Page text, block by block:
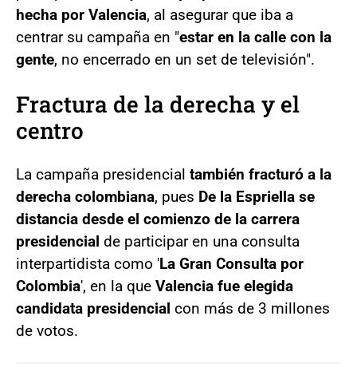
hecha por Valencia, al asegurar que iba a
centrar su campaña en "estar en la calle con la
gente, no encerrado en un set de televisión".
Fractura de la derecha y el
centro
La campaña presidencial también fracturó a la
derecha colombiana, pues De la Espriella se
distancia desde el comienzo de la carrera
presidencial de participar en una consulta
interpartidista como 'La Gran Consulta por
Colombia', en la que Valencia fue elegida
candidata presidencial con más de 3 millones
de votos.